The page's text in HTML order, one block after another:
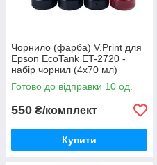
Чорнило (фарба) V.Print для
Epson EcoTank ET-2720 -
набір чорнил (4х70 мл)
B/C/M/Y
Готово до відправки 10 од.
550 ₴/комплект
Купити